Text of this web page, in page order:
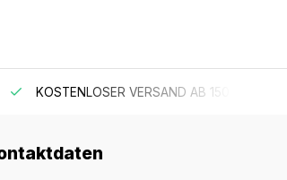
KOSTENLOSER VERSAND AB 150 €